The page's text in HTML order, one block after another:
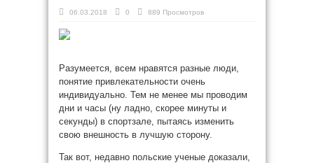
06.03.2018 0 889 Просмотров
Разумеется, всем нравятся разные люди,
понятие привлекательности очень
индивидуально. Тем не менее мы проводим
дни и часы (ну ладно, скорее минуты и
секунды) в спортзале, пытаясь изменить
свою внешность в лучшую сторону.
Так вот, недавно польские ученые доказали,